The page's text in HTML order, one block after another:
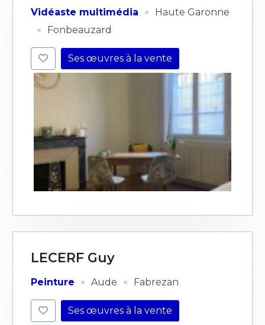
Vidéaste multimédia · Haute Garonne
· Fonbeauzard
Ses œuvres à la vente
LECERF Guy
Peinture · Aude · Fabrezan
Ses œuvres à la vente